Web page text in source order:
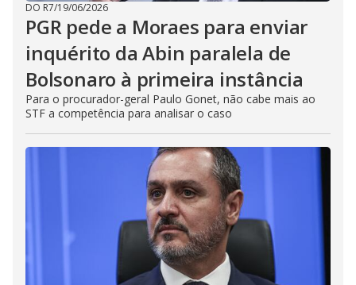
DO R7/19/06/2026
PGR pede a Moraes para enviar
inquérito da Abin paralela de
Bolsonaro à primeira instância
Para o procurador-geral Paulo Gonet, não cabe mais ao
STF a competência para analisar o caso